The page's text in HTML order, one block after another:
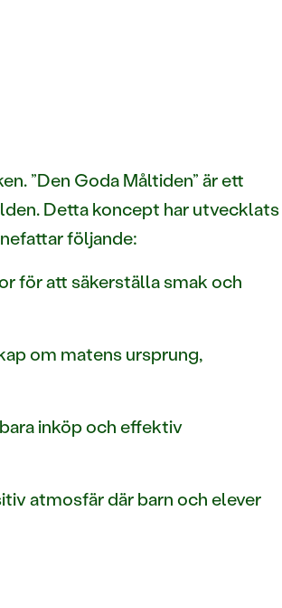
”Den Goda Måltiden” är ett
Detta koncept har utvecklats
följande:
för att säkerställa smak och
om matens ursprung,
inköp och effektiv
atmosfär där barn och elever